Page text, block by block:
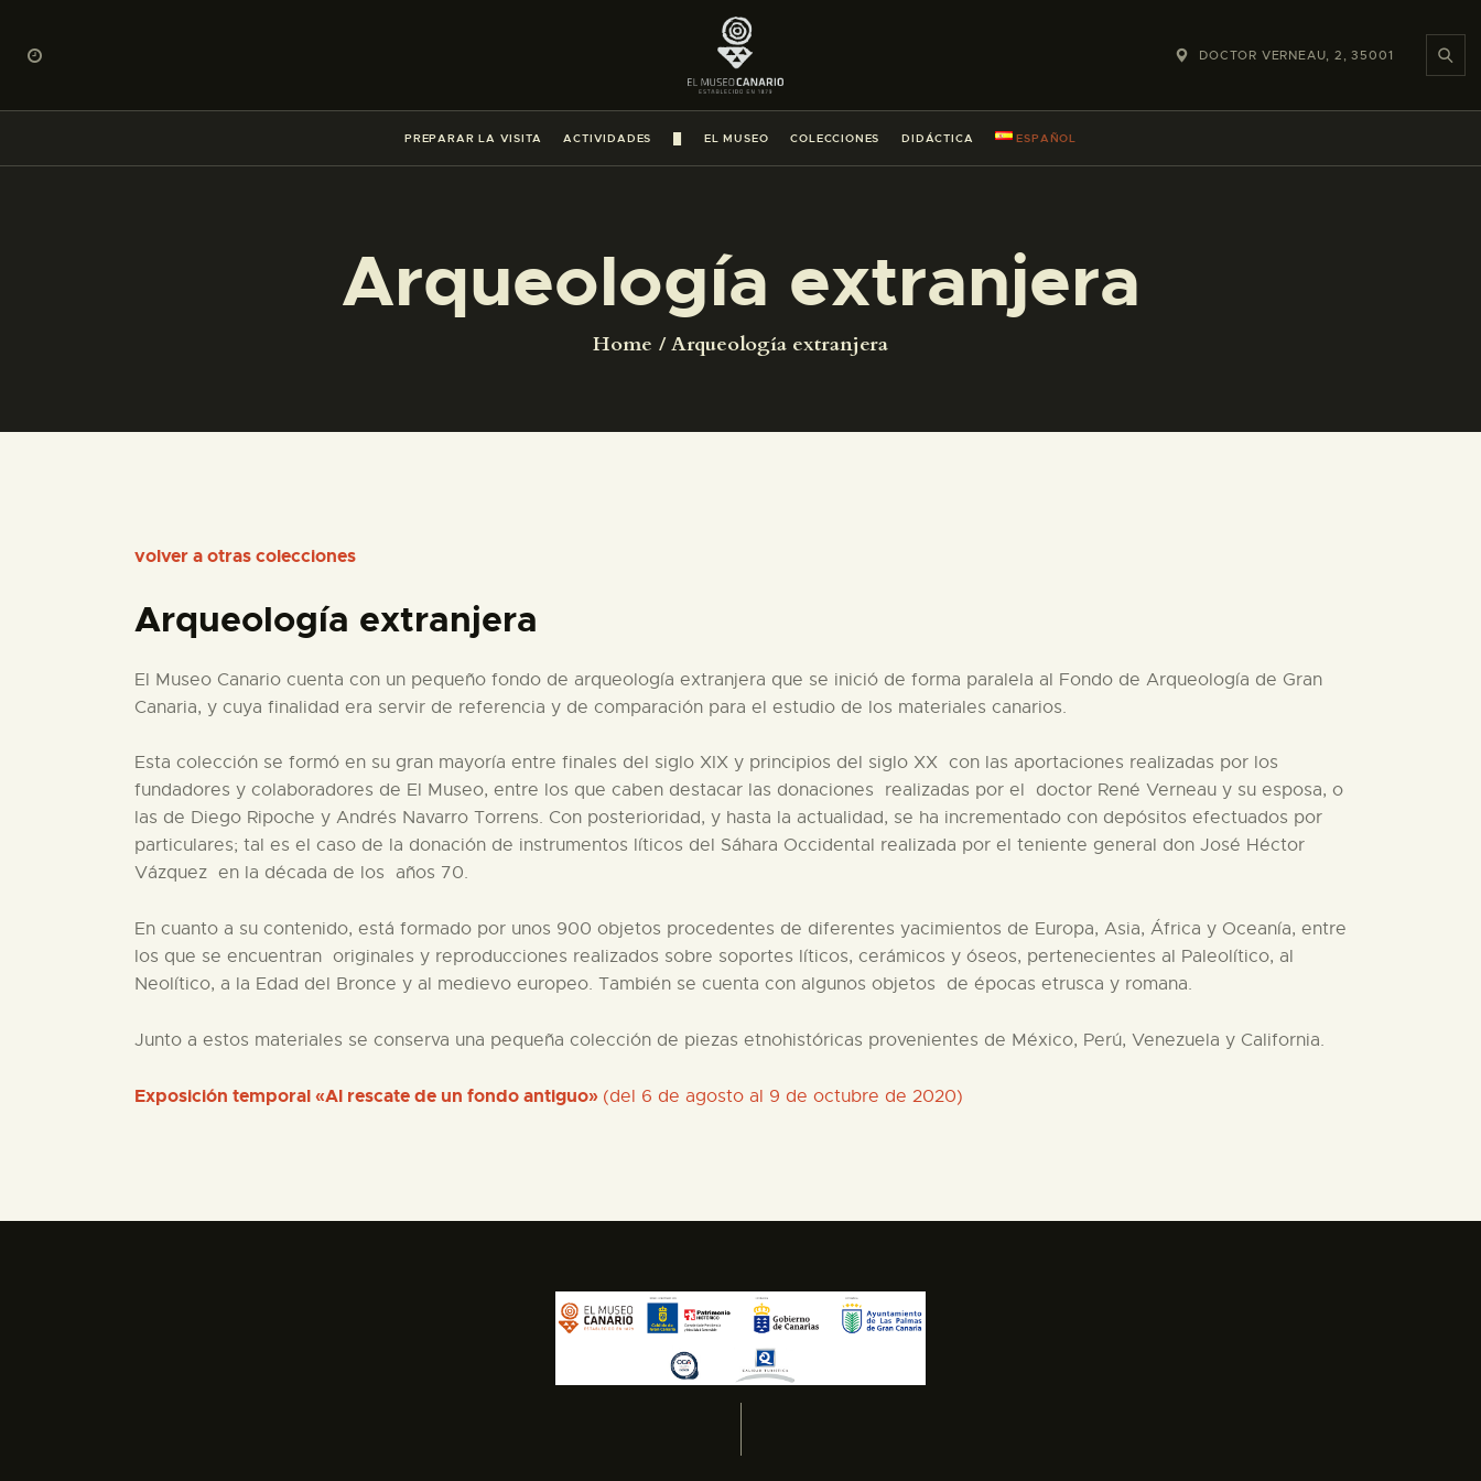
DOCTOR VERNEAU, 2, 35001
PREPARAR LA VISITA ACTIVIDADES EL MUSEO COLECCIONES DIDÁCTICA ESPAÑOL
Arqueología extranjera
Home Arqueología extranjera
PREPARAR LA VISITA
ACTIVIDADES
█
COLECCIONES
COLECCIONES
ESPAÑOL
volver a otras colecciones
Arqueología extranjera
El Museo Canario cuenta con un pequeño fondo de arqueología extranjera que se inició de forma paralela al Fondo de Arqueología de Gran
Canaria, y cuya finalidad era servir de referencia y de comparación para el estudio de los materiales canarios.
Esta colección se formó en su gran mayoría entre finales del siglo XIX y principios del siglo XX con las aportaciones realizadas por los
fundadores y colaboradores de El Museo, entre los que caben destacar las donaciones realizadas por el doctor René Verneau y su esposa, o
las de Diego Ripoche y Andrés Navarro Torrens. Con posterioridad, y hasta la actualidad, se ha incrementado con depósitos efectuados por
particulares; tal es el caso de la donación de instrumentos líticos del Sáhara Occidental realizada por el teniente general don José Héctor
Vázquez en la década de los años 70.
En cuanto a su contenido, está formado por unos 900 objetos procedentes de diferentes yacimientos de Europa, Asia, África y Oceanía, entre
los que se encuentran originales y reproducciones realizados sobre soportes líticos, cerámicos y óseos, pertenecientes al Paleolítico, al
Neolítico, a la Edad del Bronce y al medievo europeo. También se cuenta con algunos objetos de épocas etrusca y romana.
Junto a estos materiales se conserva una pequeña colección de piezas etnohistóricas provenientes de México, Perú, Venezuela y California.
Exposición temporal «Al rescate de un fondo antiguo» (del 6 de agosto al 9 de octubre de 2020)